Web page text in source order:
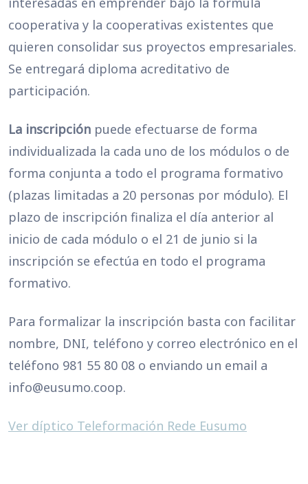
cooperativa y la cooperativas existentes que
quieren consolidar sus proyectos empresariales.
Se entregará diploma acreditativo de
participación.
La inscripción puede efectuarse de forma
individualizada la cada uno de los módulos o de
forma conjunta a todo el programa formativo
(plazas limitadas a 20 personas por módulo). El
plazo de inscripción finaliza el día anterior al
inicio de cada módulo o el 21 de junio si la
inscripción se efectúa en todo el programa
formativo.
Para formalizar la inscripción basta con facilitar
nombre, DNI, teléfono y correo electrónico en el
teléfono 981 55 80 08 o enviando un email a
info@eusumo.coop.
Ver díptico Teleformación Rede Eusumo